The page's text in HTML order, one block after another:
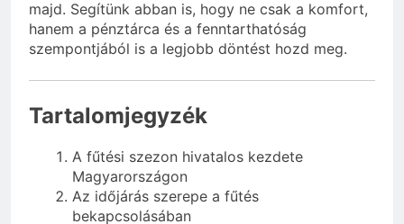
majd. Segítünk abban is, hogy ne csak a komfort,
hanem a pénztárca és a fenntarthatóság
szempontjából is a legjobb döntést hozd meg.
Tartalomjegyzék
A fűtési szezon hivatalos kezdete
Magyarországon
Az időjárás szerepe a fűtés
bekapcsolásában